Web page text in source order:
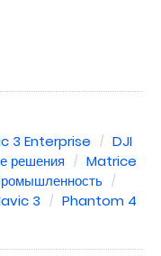
3 Enterprise
DJI
решения
Matrice
3
Phantom 4